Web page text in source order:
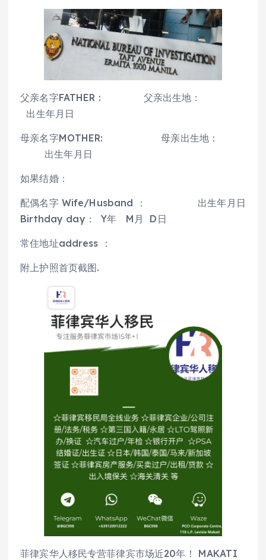
父亲名字FATHER : 父亲出生地：
出生年月日
母亲名字MOTHER: 母亲出生地：
出生年月日
如果结婚：
配偶名字 Wife/Husband ： 出生年月日
Birthday day： Y年 M月 D日
常住地址address ：
附上护照首页截图.
菲律宾华人移民专营菲律宾市场近20年！ MAKATI